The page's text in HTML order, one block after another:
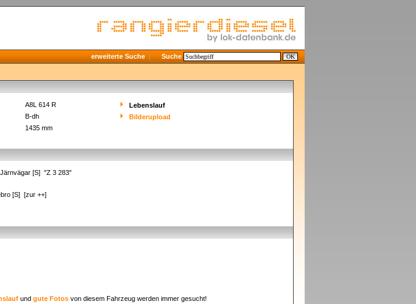
erweiterte Suche Suche
A8L 614 R
Lebenslauf
B-dh
Bilderupload
1435 mm
[S] "Z 3 283"
[S] [zur ++]
und gute Fotosvon diesem Fahrzeug werden immer gesucht!